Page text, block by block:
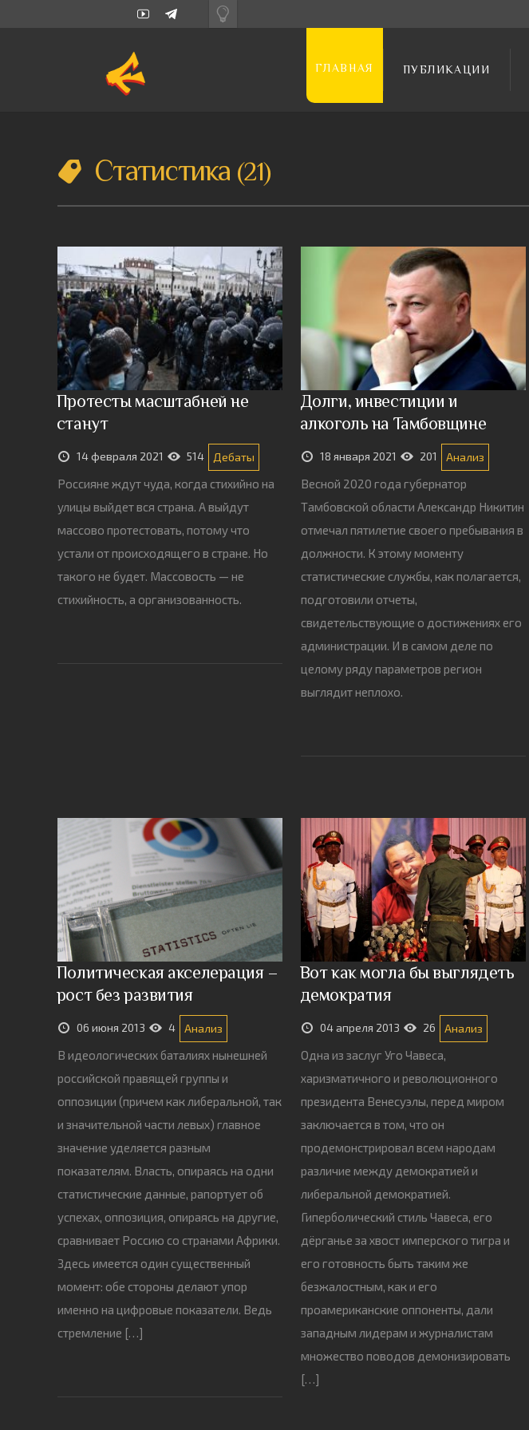
ГЛАВНАЯ ПУБЛИКАЦИИ
Статистика 21
Протесты масштабней не
станут
14 февраля 2021 514 Дебаты
Россияне ждут чуда, когда стихийно на
улицы выйдет вся страна. А выйдут
массово протестовать, потому что
устали от происходящего в стране. Но
такого не будет. Массовость — не
стихийность, а организованность.
Долги, инвестиции и
алкоголь на Тамбовщине
18 января 2021 201 Анализ
Весной 2020 года губернатор
Тамбовской области Александр Никитин
отмечал пятилетие своего пребывания в
должности. К этому моменту
статистические службы, как полагается,
подготовили отчеты,
свидетельствующие о достижениях его
администрации. И в самом деле по
целому ряду параметров регион
выглядит неплохо.
Политическая акселерация –
рост без развития
06 июня 2013 4 Анализ
В идеологических баталиях нынешней
российской правящей группы и
оппозиции (причем как либеральной, так
и значительной части левых) главное
значение уделяется разным
показателям. Власть, опираясь на одни
статистические данные, рапортует об
успехах, оппозиция, опираясь на другие,
сравнивает Россию со странами Африки.
Здесь имеется один существенный
момент: обе стороны делают упор
именно на цифровые показатели. Ведь
стремление […]
Вот как могла бы выглядеть
демократия
04 апреля 2013 26 Анализ
Одна из заслуг Уго Чавеса,
харизматичного и революционного
президента Венесуэлы, перед миром
заключается в том, что он
продемонстрировал всем народам
различие между демократией и
либеральной демократией.
Гиперболический стиль Чавеса, его
дёрганье за хвост имперского тигра и
его готовность быть таким же
безжалостным, как и его
проамериканские оппоненты, дали
западным лидерам и журналистам
множество поводов демонизировать
[…]